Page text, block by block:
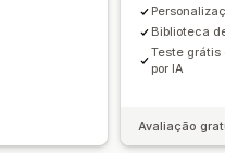
Biblioteca
Teste grátis
por IA
Avaliação